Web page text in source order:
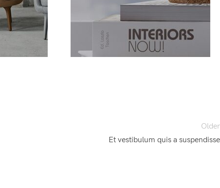
Older
Et vestibulum quis a suspendisse